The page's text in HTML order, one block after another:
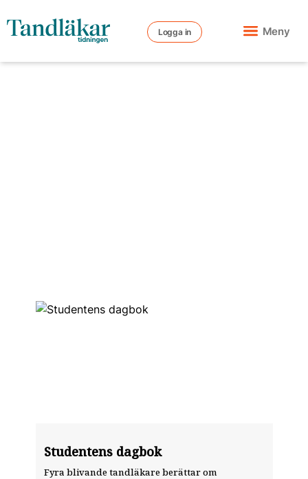
Logga in Meny
Studentens dagbok
Fyra blivande tandläkare berättar om